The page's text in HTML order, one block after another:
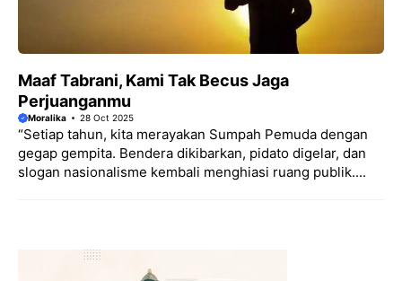
Maaf Tabrani, Kami Tak Becus Jaga
Perjuanganmu
Moralika 28 Oct 2025
“Setiap tahun, kita merayakan Sumpah Pemuda dengan
gegap gempita. Bendera dikibarkan, pidato digelar, dan
slogan nasionalisme kembali menghiasi ruang publik....